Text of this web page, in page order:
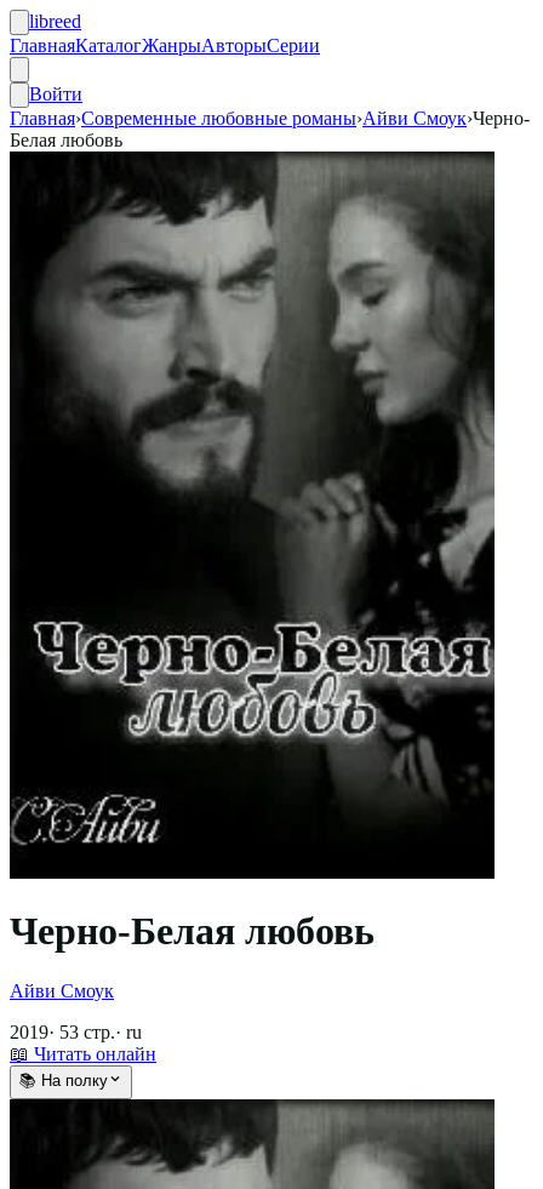
libreed
ГлавнаяКаталогЖанрыАвторыСерии
Войти
Главная›Современные любовные романы›Айви Смоук›Черно-
Белая любовь
Черно-Белая любовь
Айви Смоук
2019· 53 стр.· ru
📖 Читать онлайн
📚 На полку